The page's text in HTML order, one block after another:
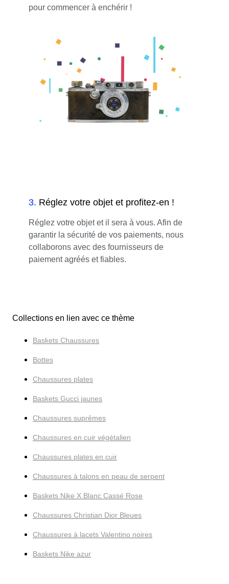
pour commencer à enchérir !
3. Réglez votre objet et profitez-en !
Réglez votre objet et il sera à vous. Afin de
garantir la sécurité de vos paiements, nous
collaborons avec des fournisseurs de
paiement agréés et fiables.
Collections en lien avec ce thème
Baskets Chaussures
Bottes
Chaussures plates
Baskets Gucci jaunes
Chaussures suprêmes
Chaussures en cuir végétalien
Chaussures plates en cuir
Chaussures à talons en peau de serpent
Baskets Nike X Blanc Cassé Rose
Chaussures Christian Dior Bleues
Chaussures à lacets Valentino noires
Baskets Nike azur